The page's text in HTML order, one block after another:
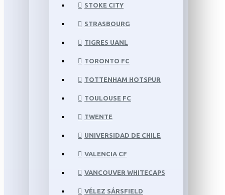
STOKE CITY
STRASBOURG
TIGRES UANL
TORONTO FC
TOTTENHAM HOTSPUR
TOULOUSE FC
TWENTE
UNIVERSIDAD DE CHILE
VALENCIA CF
VANCOUVER WHITECAPS
VÉLEZ SÁRSFIELD